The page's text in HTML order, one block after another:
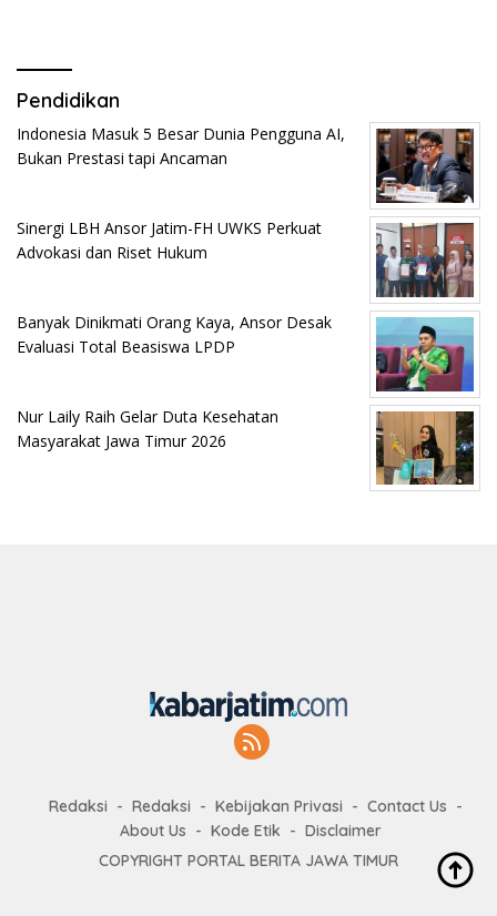
Pendidikan
Indonesia Masuk 5 Besar Dunia Pengguna AI,
Bukan Prestasi tapi Ancaman
Sinergi LBH Ansor Jatim-FH UWKS Perkuat
Advokasi dan Riset Hukum
Banyak Dinikmati Orang Kaya, Ansor Desak
Evaluasi Total Beasiswa LPDP
Nur Laily Raih Gelar Duta Kesehatan
Masyarakat Jawa Timur 2026
Redaksi Redaksi Kebijakan Privasi
Contact Us
About Us
Kode Etik
Disclaimer
COPYRIGHT PORTAL BERITA JAWA TIMUR